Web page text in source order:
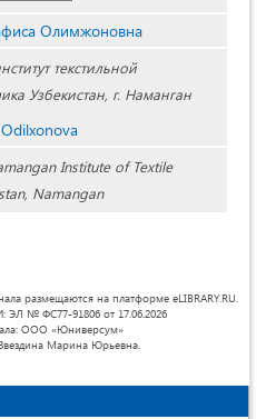
Олимжоновна
текстильной
Узбекистан, г. Наманган
Institute of Textile
Namangan
размещаются на платформе eLIBRARY.RU.
ЭЛ № ФС77-91806 от 17.06.2026
ООО «Юниверсум»
Марина Юрьевна.